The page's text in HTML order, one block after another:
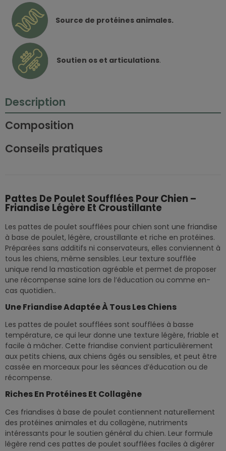
Source de protéines animales.
Soutien os et articulations.
Description
Composition
Conseils pratiques
Pattes De Poulet Soufflées Pour Chien –
Friandise Légère Et Croustillante
Les pattes de poulet soufflées pour chien sont une friandise
à base de poulet, légère, croustillante et riche en protéines.
Préparées sans additifs ni conservateurs, elles conviennent à
tous les chiens, même sensibles. Leur texture soufflée
unique rend la mastication agréable et permet de proposer
une récompense saine lors de l’éducation ou comme en-
cas quotidien..
Une Friandise Adaptée À Tous Les Chiens
Les pattes de poulet soufflées sont soufflées à basse
température, ce qui leur donne une texture légère, friable et
facile à mâcher. Cette friandise convient particulièrement
aux petits chiens, aux chiens âgés ou sensibles, et peut être
cassée en morceaux pour les séances d’éducation ou de
récompense.
Riches En Protéines Et Collagène
Ces friandises à base de poulet contiennent naturellement
des protéines animales et du collagène, nutriments
intéressants pour le soutien général du chien. Leur formule
légère rend ces pattes de poulet soufflées faciles à digérer